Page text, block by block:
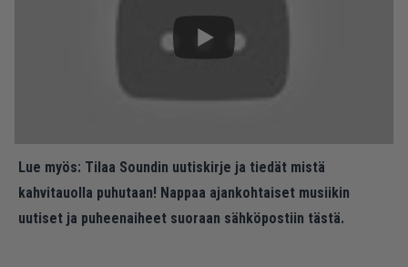
Lue myös: Tilaa Soundin uutiskirje ja tiedät mistä
kahvitauolla puhutaan! Nappaa ajankohtaiset musiikin
uutiset ja puheenaiheet suoraan sähköpostiin tästä.